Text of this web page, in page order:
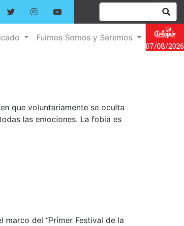
Fuimos Somos y Seremos
07/08/2026
que voluntariamente se oculta
las emociones. La fobia es
del “Primer Festival de la